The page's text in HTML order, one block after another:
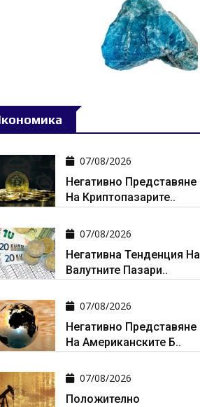
07/08/2026
Негативно Представяне
На Криптопазарите..
07/08/2026
Негативна Тенденция На
Валутните Пазари..
07/08/2026
Негативно Представяне
На Американските Б..
07/08/2026
Положително